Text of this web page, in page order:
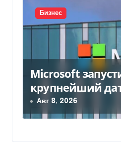
Бизнес
Microsoft
крупнейший
Индии за $20,5
Авг 8, 2026